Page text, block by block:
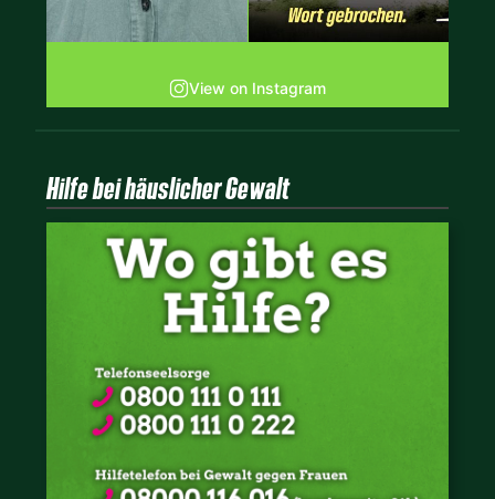
View on Instagram
Hilfe bei häuslicher Gewalt